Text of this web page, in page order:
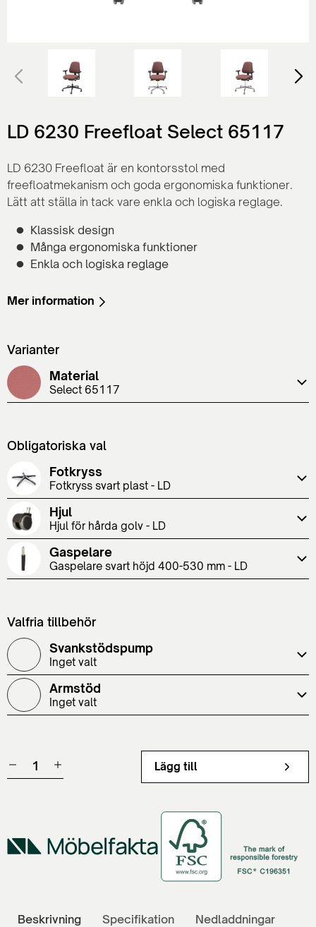
LD 6230 Freefloat Select 65117
LD 6230 Freefloat är en kontorsstol med
freefloatmekanism och goda ergonomiska funktioner.
Lätt att ställa in tack vare enkla och logiska reglage.
Klassisk design
Många ergonomiska funktioner
Enkla och logiska reglage
Mer information
Varianter
Material
Select 65117
Obligatoriska val
Fotkryss
Fotkryss svart plast - LD
Hjul
Hjul för hårda golv - LD
Gaspelare
Gaspelare svart höjd 400-530 mm - LD
Valfria tillbehör
Svankstödspump
Inget valt
Armstöd
Inget valt
Lägg till
Beskrivning Specifikation Nedladdningar